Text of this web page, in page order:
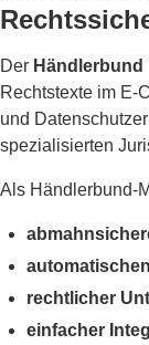
Der Händlerbund
Rechtstexte im E-
und
spezialisierten
Als Händlerbund-
rechtlicher
einfacher